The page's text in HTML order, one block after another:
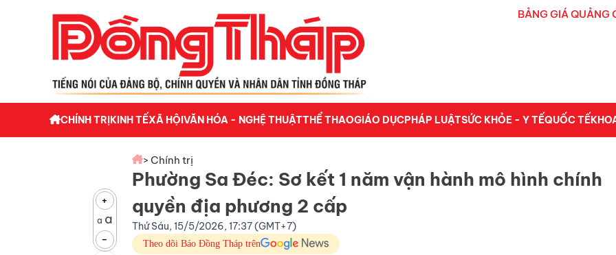
BẢNG GIÁ QUẢNG
CHÍNH TRỊKINH TẾXÃ HỘIVĂN HÓA - NGHỆ THUẬTTHỂ THAOGIÁO DỤCPHÁP LUẬTSỨC KHỎE - Y TẾQUỐC TẾ
+
a a
-
> Chính trị
Phường Sa Đéc: Sơ kết 1 năm vận hành mô hình chính
quyền địa phương 2 cấp
Thứ Sáu, 15/5/2026, 17:37 (GMT+7)
Theo dõi Báo Đồng Tháp trên